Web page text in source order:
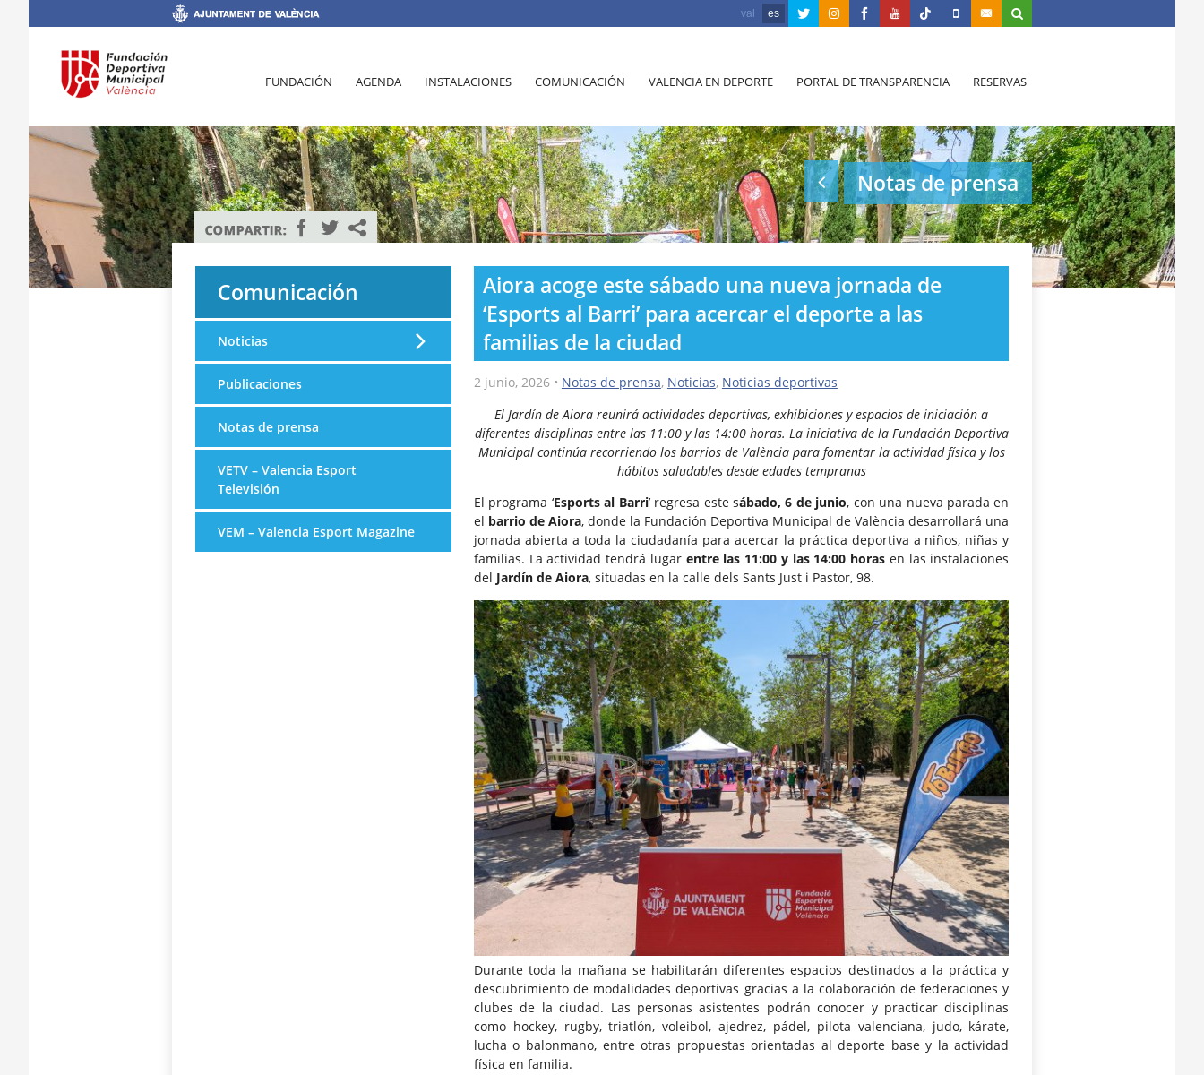
val es
FUNDACIÓN AGENDA INSTALACIONES COMUNICACIÓN VALENCIA EN DEPORTE PORTAL DE TRANSPARENCIA RESERVAS
Notas de prensa
Aiora acoge este sábado una nueva jornada de
‘Esports al Barri’ para acercar el deporte a las
familias de la ciudad
2 junio, 2026• Notas de prensa, Noticias, Noticias deportivas
El Jardín de Aiora reunirá actividades deportivas, exhibiciones y espacios de iniciación a
diferentes disciplinas entre las 11:00 y las 14:00 horas. La iniciativa de la Fundación Deportiva
Municipal continúa recorriendo los barrios de València para fomentar la actividad física y los
hábitos saludables desde edades tempranas
El programa ‘Esports al Barri’ regresa este sábado, 6 de junio, con una nueva parada en
el barrio de Aiora, donde la Fundación Deportiva Municipal de València desarrollará una
jornada abierta a toda la ciudadanía para acercar la práctica deportiva a niños, niñas y
familias. La actividad tendrá lugar entre las 11:00 y las 14:00 horas en las instalaciones
del Jardín de Aiora, situadas en la calle dels Sants Just i Pastor, 98.
Durante toda la mañana se habilitarán diferentes espacios destinados a la práctica y
descubrimiento de modalidades deportivas gracias a la colaboración de federaciones y
clubes de la ciudad. Las personas asistentes podrán conocer y practicar disciplinas
como hockey, rugby, triatlón, voleibol, ajedrez, pádel, pilota valenciana, judo, kárate,
lucha o balonmano, entre otras propuestas orientadas al deporte base y la actividad
física en familia.
Comunicación
Noticias
Publicaciones
Notas de prensa
VETV – Valencia Esport
Televisión
VEM – Valencia Esport Magazine